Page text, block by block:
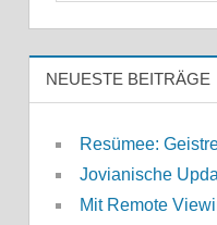
NEUESTE BEITRÄGE
Resümee:
Jovianische
Mit Remote